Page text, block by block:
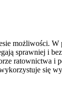
możliwości. W
sprawniej i
ratownictwa
się